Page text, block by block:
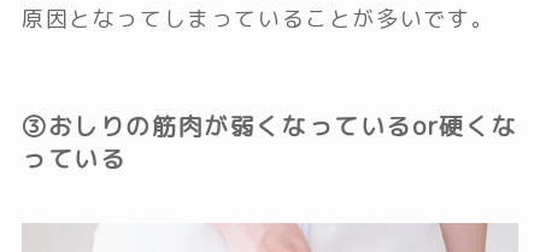
原因となってしまっていることが多いです。
③おしりの筋肉が弱くなっているor硬くな
っている